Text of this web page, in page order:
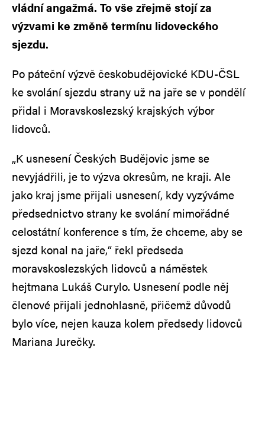
vládní angažmá. To vše zřejmě stojí za
výzvami ke změně termínu lidoveckého
sjezdu.
Po páteční výzvě českobudějovické KDU-ČSL
ke svolání sjezdu strany už na jaře se v pondělí
přidal i Moravskoslezský krajských výbor
lidovců.
„K usnesení Českých Budějovic jsme se
nevyjádřili, je to výzva okresům, ne kraji. Ale
jako kraj jsme přijali usnesení, kdy vyzýváme
předsednictvo strany ke svolání mimořádné
celostátní konference s tím, že chceme, aby se
sjezd konal na jaře,“ řekl předseda
moravskoslezských lidovců a náměstek
hejtmana Lukáš Curylo. Usnesení podle něj
členové přijali jednohlasně, přičemž důvodů
bylo více, nejen kauza kolem předsedy lidovců
Mariana Jurečky.